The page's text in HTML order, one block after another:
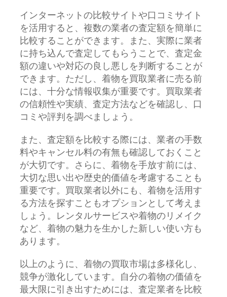
インターネットの比較サイトや口コミサイト
を活用すると、複数の業者の査定額を簡単に
比較することができます。また、実際に業者
に持ち込んで査定してもらうことで、査定金
額の違いや対応の良し悪しを判断することが
できます。ただし、着物を買取業者に売る前
には、十分な情報収集が重要です。買取業者
の信頼性や実績、査定方法などを確認し、口
コミや評判を調べましょう。
また、査定額を比較する際には、業者の手数
料やキャンセル料の有無も確認しておくこと
が大切です。さらに、着物を手放す前には、
大切な思い出や歴史的価値を考慮することも
重要です。買取業者以外にも、着物を活用す
る方法を探すこともオプションとして考えま
しょう。レンタルサービスや着物のリメイク
など、着物の魅力を生かした新しい使い方も
あります。
以上のように、着物の買取市場は多様化し、
競争が激化しています。自分の着物の価値を
最大限に引き出すためには、査定業者を比較